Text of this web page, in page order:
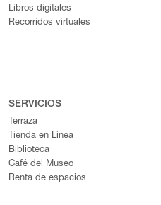
Libros digitales
Recorridos virtuales
SERVICIOS
Terraza
Tienda en Línea
Biblioteca
Café del Museo
Renta de espacios